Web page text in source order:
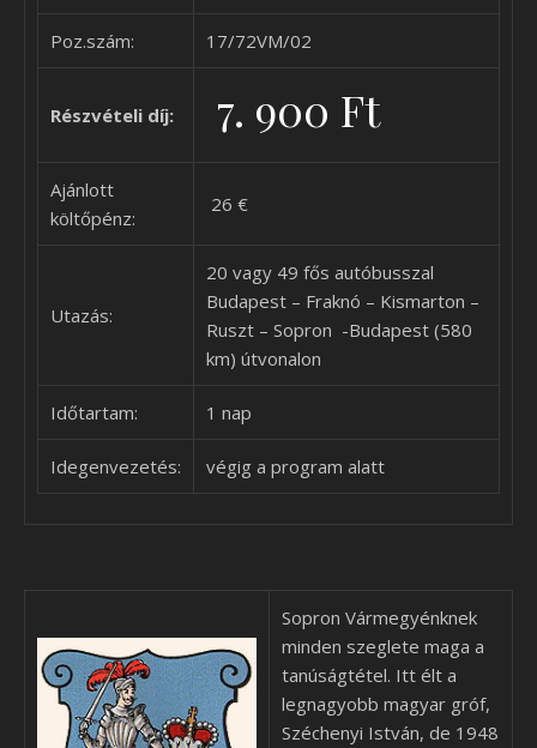
Poz.szám: 17/72VM/02
Részvételi díj: 7. 900 Ft
Ajánlott
költőpénz:
26 €
Utazás:
20 vagy 49 fős autóbusszal
Budapest – Fraknó – Kismarton –
Ruszt – Sopron -Budapest (580
km) útvonalon
Időtartam: 1 nap
Idegenvezetés: végig a program alatt
Sopron Vármegyénknek
minden szeglete maga a
tanúságtétel. Itt élt a
legnagyobb magyar gróf,
Széchenyi István, de 1948